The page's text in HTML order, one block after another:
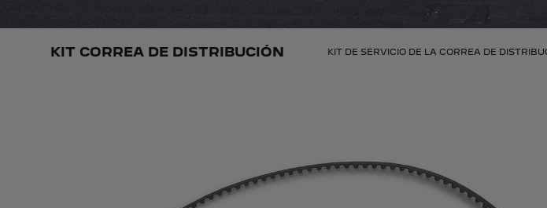
KIT CORREA DE DISTRIBUCIÓN KIT DE SERVICIO DE LA CORREA DE